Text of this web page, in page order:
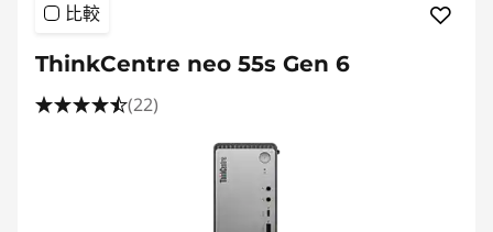
比較
ThinkCentre neo 55s Gen 6
(22)